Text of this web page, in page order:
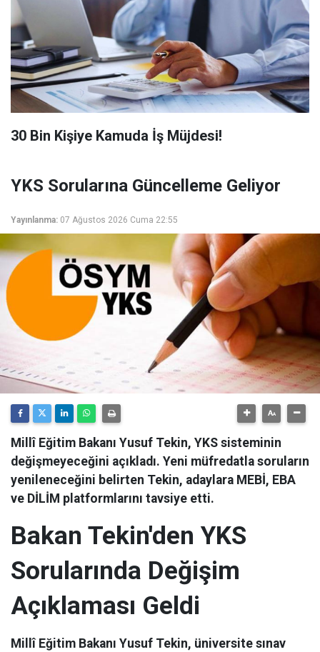
​30 Bin Kişiye Kamuda İş Müjdesi!
YKS Sorularına Güncelleme Geliyor
Yayınlanma: 07 Ağustos 2026 Cuma 22:55
Millî Eğitim Bakanı Yusuf Tekin, YKS sisteminin
değişmeyeceğini açıkladı. Yeni müfredatla soruların
yenileneceğini belirten Tekin, adaylara MEBİ, EBA
ve DİLİM platformlarını tavsiye etti.
Bakan Tekin'den YKS
Sorularında Değişim
Açıklaması Geldi
Millî Eğitim Bakanı Yusuf Tekin, üniversite sınav